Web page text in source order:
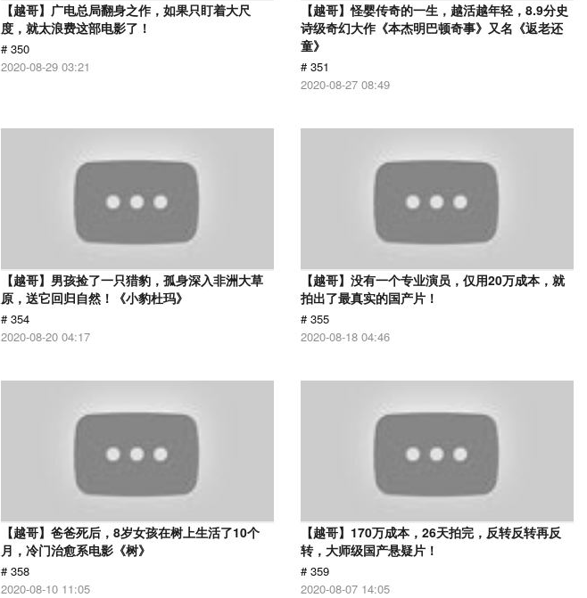
【越哥】广电总局翻身之作，如果只盯着大尺
度，就太浪费这部电影了！
# 350
2020-08-29 03:21
【越哥】怪婴传奇的一生，越活越年轻，8.9分史
诗级奇幻大作《本杰明巴顿奇事》又名《返老还
童》
# 351
2020-08-27 08:49
【越哥】男孩捡了一只猎豹，孤身深入非洲大草
原，送它回归自然！《小豹杜玛》
# 354
2020-08-20 04:17
【越哥】没有一个专业演员，仅用20万成本，就
拍出了最真实的国产片！
# 355
2020-08-18 04:46
【越哥】爸爸死后，8岁女孩在树上生活了10个
月，冷门治愈系电影《树》
# 358
2020-08-10 11:05
【越哥】170万成本，26天拍完，反转反转再反
转，大师级国产悬疑片！
# 359
2020-08-07 14:05